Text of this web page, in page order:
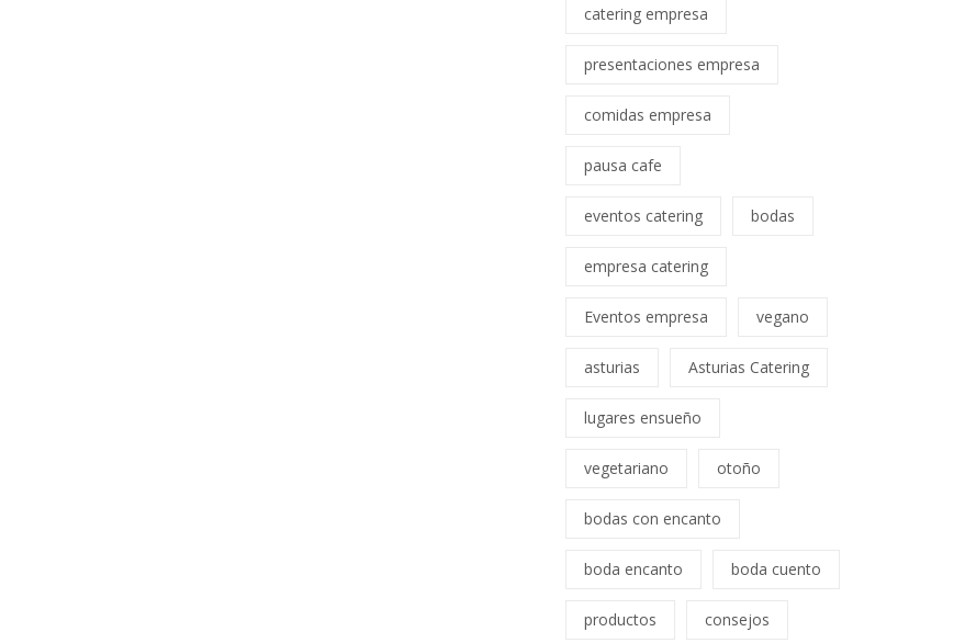
catering empresa
presentaciones empresa
comidas empresa
pausa cafe
eventos catering bodas
empresa catering
Eventos empresa vegano
asturias Asturias Catering
lugares ensueño
vegetariano otoño
bodas con encanto
boda encanto boda cuento
productos consejos